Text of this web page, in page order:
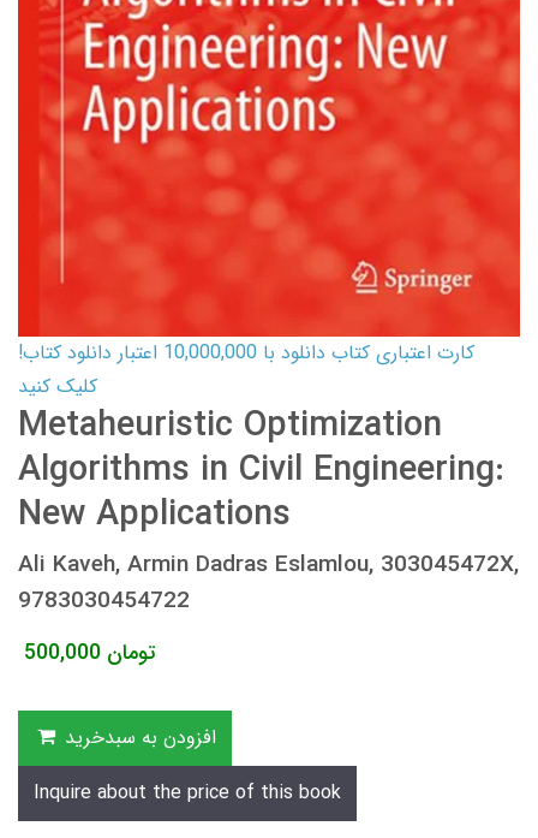
کارت اعتباری کتاب دانلود با 10,000,000 اعتبار دانلود کتاب!
کلیک کنید
Metaheuristic Optimization
Algorithms in Civil Engineering:
New Applications
Ali Kaveh, Armin Dadras Eslamlou, 303045472X,
9783030454722
500,000 تومان
افزودن به سبدخرید
Inquire about the price of this book